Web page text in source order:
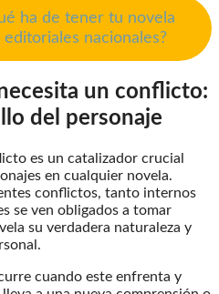
ha de tener tu novela
nacionales?
un conflicto:
del personaje
es un catalizador crucial
en cualquier novela.
conflictos, tanto internos
se ven obligados a tomar
su verdadera naturaleza y
cuando este enfrenta y